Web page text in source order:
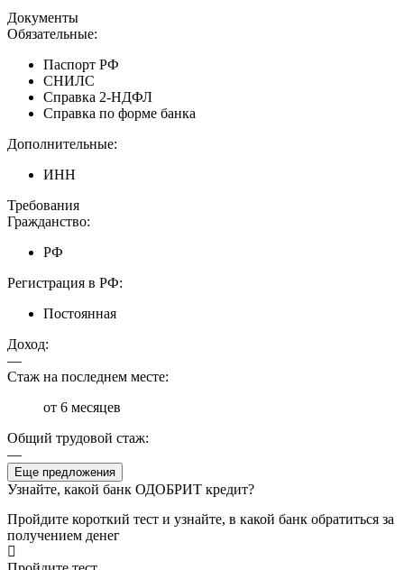
Документы
Обязательные:
Паспорт РФ
СНИЛС
Справка 2-НДФЛ
Справка по форме банка
Дополнительные:
ИНН
Требования
Гражданство:
РФ
Регистрация в РФ:
Постоянная
Доход:
—
Стаж на последнем месте:
от 6 месяцев
Общий трудовой стаж:
—
Еще предложения
Узнайте, какой банк ОДОБРИТ кредит?
Пройдите короткий тест и узнайте, в какой банк обратиться за
получением денег